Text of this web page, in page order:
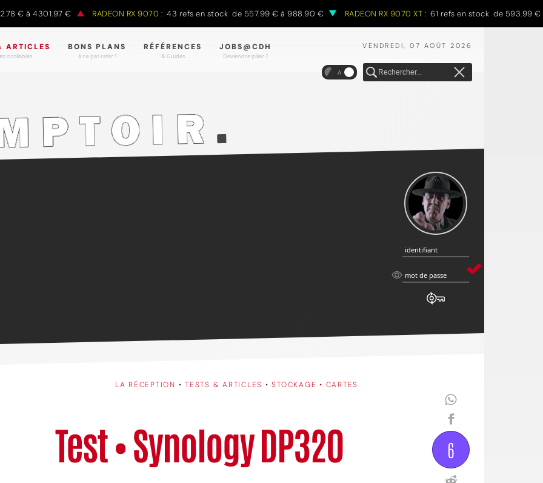
€ à 4301.97 € RADEON RX 9070 : 43 refs en stock de 557.99 € à 988.90 € RADEON RX 9070 XT : 61 refs en stock de 593.99 € à
VENDREDI, 07 AOÛT 2026
ARTICLES
incollables.
BONS PLANS
à ne pas rater !
RÉFÉRENCES
& Guides
JOBS@CDH
Deviendre pilier ?
A
identifiant
identifiant
mot
mot de passe
LA RÉCEPTION •TESTS & ARTICLES •STOCKAGE • CARTES
Test • Synology DP320 6